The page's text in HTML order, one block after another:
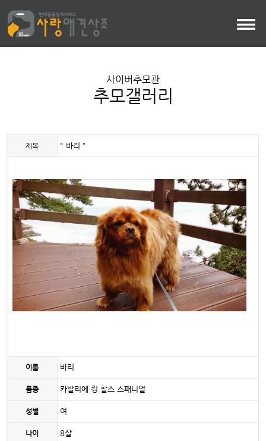
사이버추모관
추모갤러리
제목 " 바리 "
이름 바리
품종 카발리에 킹 찰스 스패니얼
성별 여
나이 8살